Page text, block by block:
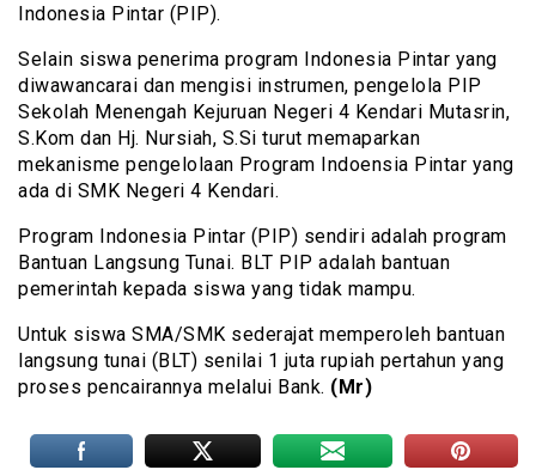
Indonesia Pintar (PIP).
Selain siswa penerima program Indonesia Pintar yang
diwawancarai dan mengisi instrumen, pengelola PIP
Sekolah Menengah Kejuruan Negeri 4 Kendari Mutasrin,
S.Kom dan Hj. Nursiah, S.Si turut memaparkan
mekanisme pengelolaan Program Indoensia Pintar yang
ada di SMK Negeri 4 Kendari.
Program Indonesia Pintar (PIP) sendiri adalah program
Bantuan Langsung Tunai. BLT PIP adalah bantuan
pemerintah kepada siswa yang tidak mampu.
Untuk siswa SMA/SMK sederajat memperoleh bantuan
langsung tunai (BLT) senilai 1 juta rupiah pertahun yang
proses pencairannya melalui Bank. (Mr)